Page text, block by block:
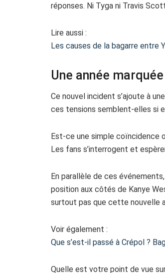
réponses. Ni Tyga ni Travis
Lire aussi :
Les causes de la bagarre entre
Une année
Ce nouvel incident s’ajoute à
ces tensions semblent-elles si
Est-ce une simple coïncidence
Les fans s’interrogent et
En parallèle de ces
position aux côtés de Kanye
surtout pas que cette nouvelle
Voir également :
Que s’est-il passé à Crépol ?
Quelle est votre point de vue